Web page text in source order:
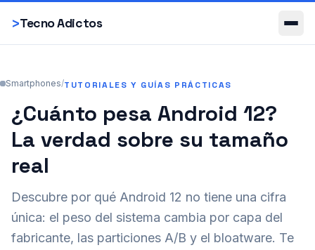
>Tecno Adictos
Smartphones
Smartphones/TUTORIALES Y GUÍAS PRÁCTICAS
¿Cuánto pesa Android 12?
La verdad sobre su tamaño
real
Descubre por qué Android 12 no tiene una cifra
única: el peso del sistema cambia por capa del
fabricante, las particiones A/B y el bloatware. Te